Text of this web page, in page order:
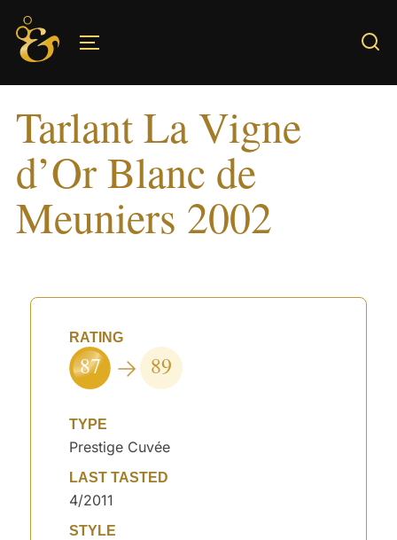
Skip
content
Tarlant La Vigne
d’Or Blanc de
Meuniers 2002
RATING
87 89
TYPE
Prestige Cuvée
LAST TASTED
4/2011
STYLE